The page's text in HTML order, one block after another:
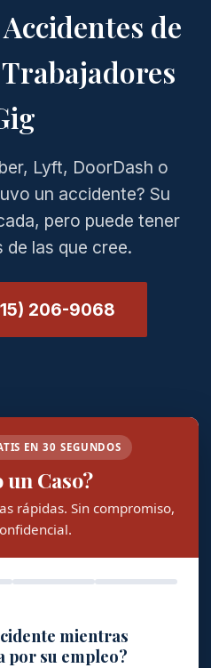
de
Lyft, DoorDash o
un accidente? Su
pero puede tener
de las que cree.
206-9068
EN 30 SEGUNDOS
un Caso?
rápidas. Sin compromiso,
mientras
por su empleo?